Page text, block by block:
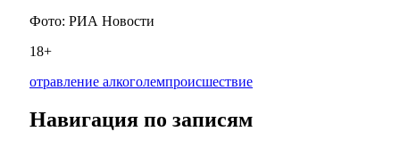
Фото: РИА Новости
18+
отравление алкоголемпроисшествие
Навигация по записям